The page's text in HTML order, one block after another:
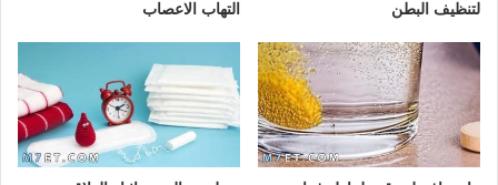
لتنظيف البطن
التهاب الاعصاب